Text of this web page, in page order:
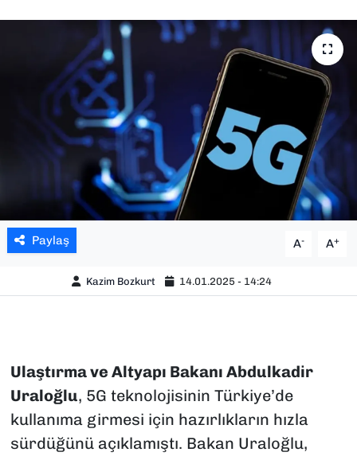
Paylaş A- A+
Kazim Bozkurt 14.01.2025 - 14:24
Ulaştırma ve Altyapı Bakanı Abdulkadir
Uraloğlu, 5G teknolojisinin Türkiye’de
kullanıma girmesi için hazırlıkların hızla
sürdüğünü açıklamıştı. Bakan Uraloğlu,
SPOR
TEKNOLOJİ
YAŞAM
YEREL YÖNETİMLER